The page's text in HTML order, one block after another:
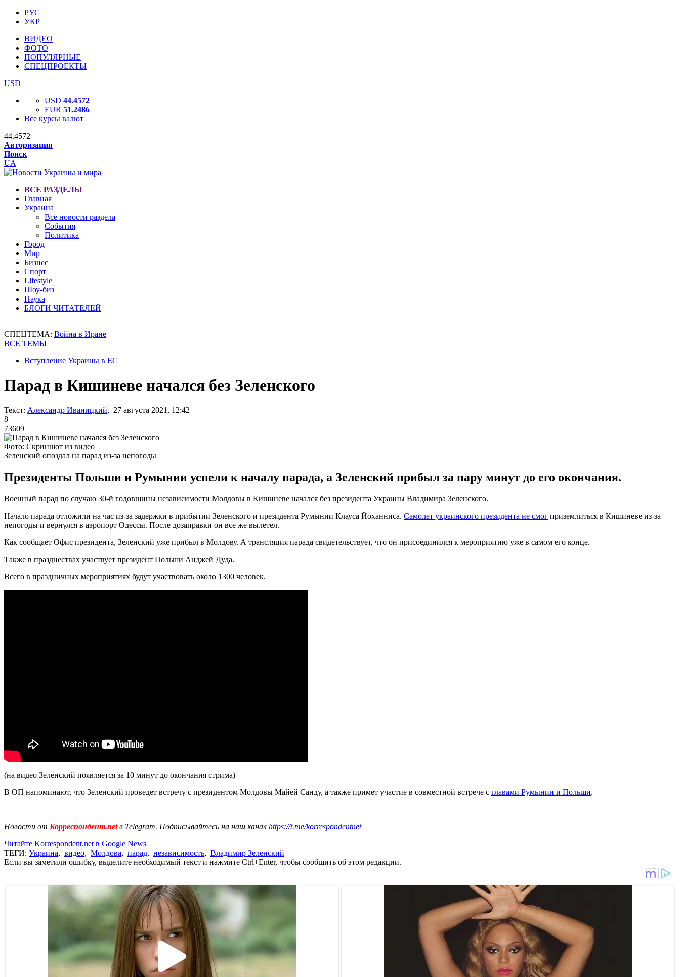
РУС
УКР
ВИДЕО
ФОТО
ПОПУЛЯРНЫЕ
СПЕЦПРОЕКТЫ
USD
USD 44.4572
EUR 51.2486
Все курсы валют
44.4572
Авторизация
Поиск
UA
ВСЕ РАЗДЕЛЫ
Главная
Украина
Все новости раздела
События
Политика
Город
Мир
Бизнес
Спорт
Lifestyle
Шоу-биз
Наука
БЛОГИ ЧИТАТЕЛЕЙ
СПЕЦТЕМА: Война в Иране
ВСЕ ТЕМЫ
Вступление Украины в ЕС
Парад в Кишиневе начался без Зеленского
Текст: Александр Иваницкий, 27 августа 2021, 12:42
8
73609
Фото: Скриншот из видео
Зеленский опоздал на парад из-за непогоды
Президенты Польши и Румынии успели к началу парада, а Зеленский прибыл за пару минут до его окончания.
Военный парад по случаю 30-й годовщины независимости Молдовы в Кишиневе начался без президента Украины Владимира Зеленского.
Начало парада отложили на час из-за задержки в прибытии Зеленского и президента Румынии Клауса Йоханниса. Самолет украинского президента не смог приземлиться в Кишиневе из-за
непогоды и вернулся в аэропорт Одессы. После дозаправки он все же вылетел.
Как сообщает Офис президента, Зеленский уже прибыл в Молдову. А трансляция парада свидетельствует, что он присоединился к мероприятию уже в самом его конце.
Также в празднествах участвует президент Польши Анджей Дуда.
Всего в праздничных мероприятиях будут участвовать около 1300 человек.
(на видео Зеленский появляется за 10 минут до окончания стрима)
В ОП напоминают, что Зеленский проведет встречу с президентом Молдовы Майей Санду, а также примет участие в совместной встрече с главами Румынии и Польши.
Новости от Корреспондент.netв Telegram. Подписывайтесь на наш канал https://t.me/korrespondentnet
Читайте Korrespondent.net в Google News
ТЕГИ: Украина, видео, Молдова, парад, независимость, Владимир Зеленский
Если вы заметили ошибку, выделите необходимый текст и нажмите Ctrl+Enter, чтобы сообщить об этом редакции.